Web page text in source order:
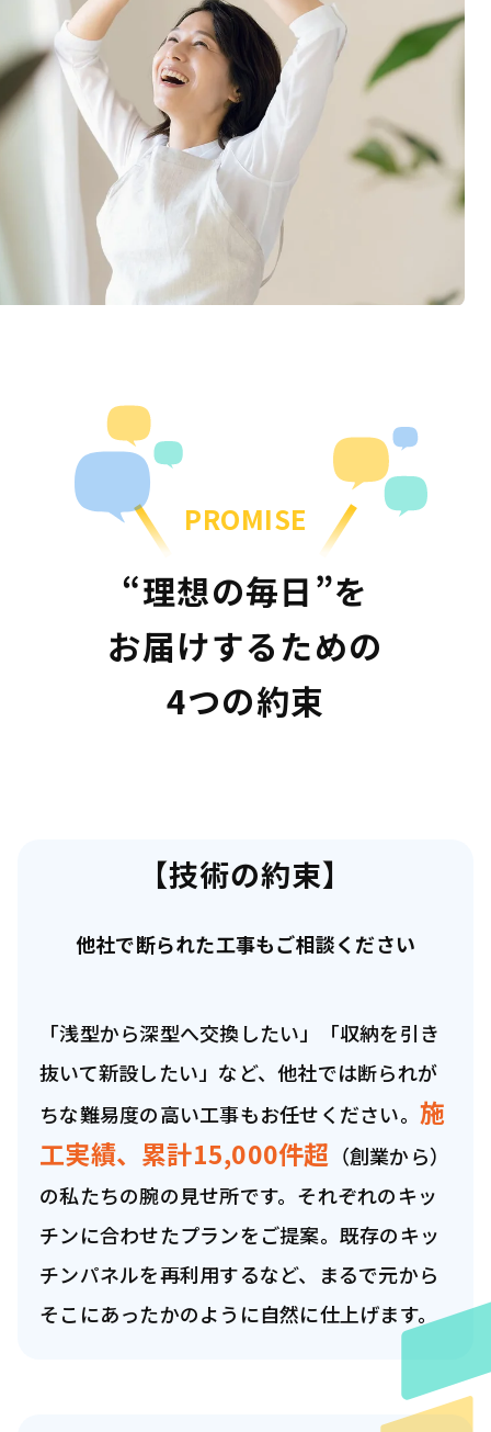
PROMISE
“理想の毎日”を
お届けするための
4つの約束
【技術の約束】
他社で断られた工事もご相談ください
「浅型から深型へ交換したい」「収納を引き
抜いて新設したい」など、他社では断られが
ちな難易度の高い工事もお任せください。 施
工実績、累計15,000件超 （創業から）
の私たちの腕の見せ所です。それぞれのキッ
チンに合わせたプランをご提案。既存のキッ
チンパネルを再利用するなど、まるで元から
そこにあったかのように自然に仕上げます。